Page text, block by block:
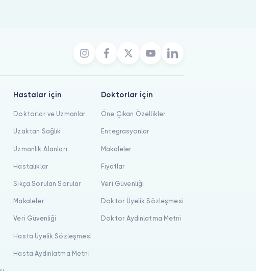
Hastalar için
Doktorlar ve Uzmanlar
Uzaktan Sağlık
Uzmanlık Alanları
Hastalıklar
Sıkça Sorulan Sorular
Makaleler
Veri Güvenliği
Hasta Üyelik Sözleşmesi
Hasta Aydınlatma Metni
Doktorlar için
Öne Çıkan Özellikler
Entegrasyonlar
Makaleler
Fiyatlar
Veri Güvenliği
Doktor Üyelik Sözleşmesi
Doktor Aydınlatma Metni